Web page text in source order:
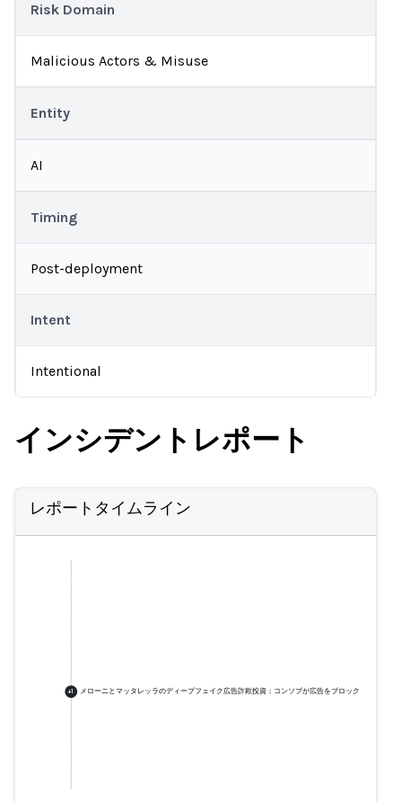
Risk Domain
Malicious Actors & Misuse
Entity
AI
Timing
Post-deployment
Intent
Intentional
インシデントレポート
レポートタイムライン
+1 メローニとマッタレッラのディープフェイク広告詐欺投資：コンソブが広告をブロック